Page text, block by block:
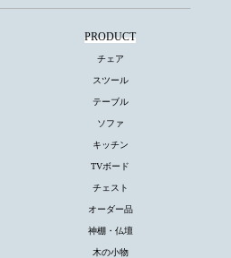
PRODUCT
チェア
スツール
テーブル
ソファ
キッチン
TVボード
チェスト
オーダー品
神棚・仏壇
木の小物